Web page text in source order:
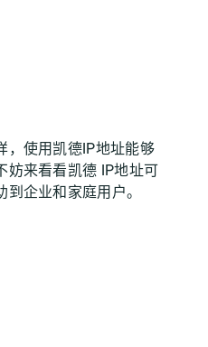
，使用凯德IP地址能够
妨来看看凯德 IP地址可
企业和家庭用户。